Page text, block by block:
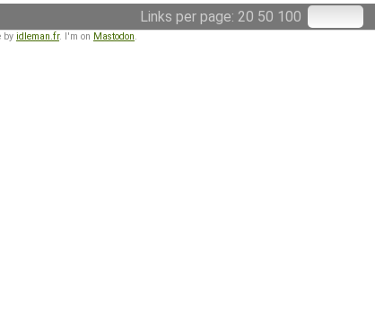
Links per page: 20 50 100
by idleman.fr. I'm on Mastodon.